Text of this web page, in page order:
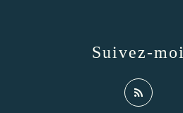
Suivez-moi